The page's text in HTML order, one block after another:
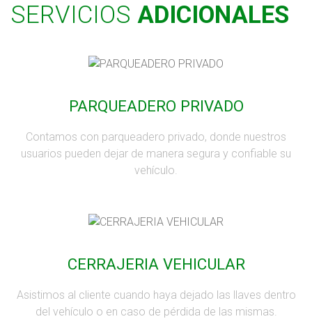
SERVICIOS ADICIONALES
PARQUEADERO PRIVADO
Contamos con parqueadero privado, donde nuestros
usuarios pueden dejar de manera segura y confiable su
vehículo.
CERRAJERIA VEHICULAR
Asistimos al cliente cuando haya dejado las llaves dentro
del vehículo o en caso de pérdida de las mismas.